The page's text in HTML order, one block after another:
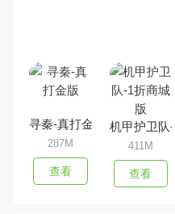
寻秦-真打金版
287M
查看
机甲护卫队
411M
查看